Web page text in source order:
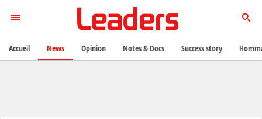
Accueil News Opinion Notes & Docs Success story